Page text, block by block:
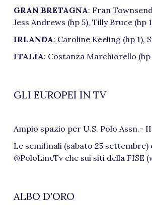
GRAN BRETAGNA: Fran
Jess Andrews (hp 5), Tilly Bruce (hp
IRLANDA: Caroline Keeling (hp 1),
ITALIA: Costanza Marchiorello (hp
GLI EUROPEI IN TV
Ampio spazio per U.S. Polo Assn.-
Le semifinali (sabato 25
@PoloLineTv che sui siti della
ALBO D’ORO